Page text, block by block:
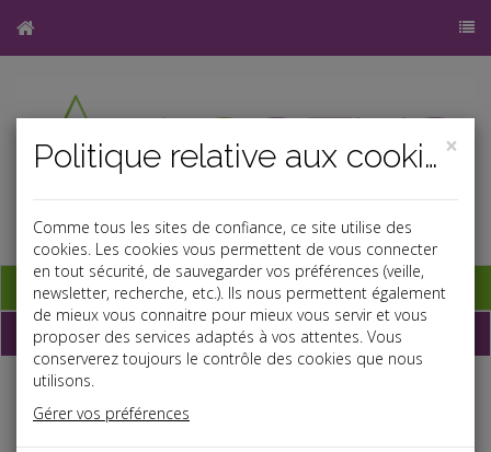
Base documentaire
Dépêches
Liste des dernières dépêches
×
Politique relative aux cookies
Comme tous les sites de confiance, ce site utilise des
cookies. Les cookies vous permettent de vous connecter
en tout sécurité, de sauvegarder vos préférences (veille,
newsletter, recherche, etc.). Ils nous permettent également
de mieux vous connaitre pour mieux vous servir et vous
proposer des services adaptés à vos attentes. Vous
conserverez toujours le contrôle des cookies que nous
utilisons.
Gérer vos préférences